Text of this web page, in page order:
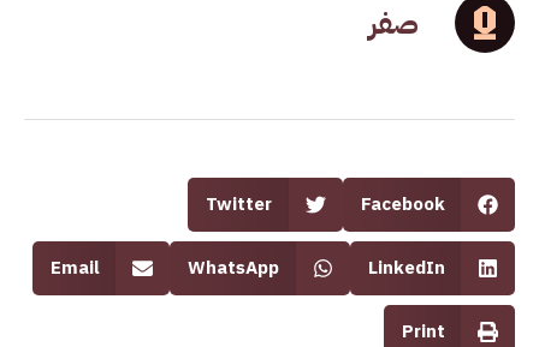
صفر
Facebook
Twitter
LinkedIn
WhatsApp
Email
Print